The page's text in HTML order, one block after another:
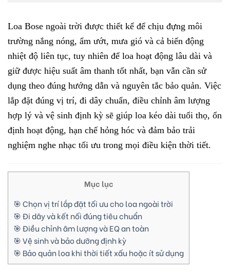
Loa Bose ngoài trời được thiết kế để chịu đựng môi
trường nắng nóng, ẩm ướt, mưa gió và cả biến động
nhiệt độ liên tục, tuy nhiên để loa hoạt động lâu dài và
giữ được hiệu suất âm thanh tốt nhất, bạn vẫn cần sử
dụng theo đúng hướng dẫn và nguyên tắc bảo quản. Việc
lắp đặt đúng vị trí, đi dây chuẩn, điều chỉnh âm lượng
hợp lý và vệ sinh định kỳ sẽ giúp loa kéo dài tuổi thọ, ổn
định hoạt động, hạn chế hỏng hóc và đảm bảo trải
nghiệm nghe nhạc tối ưu trong mọi điều kiện thời tiết.
Mục lục
🎯 Chọn vị trí lắp đặt tối ưu cho loa ngoài trời
🎯 Đi dây và kết nối đúng tiêu chuẩn
🎯 Điều chỉnh âm lượng và EQ an toàn
🎯 Vệ sinh và bảo dưỡng định kỳ
🎯 Bảo quản loa khi thời tiết xấu hoặc ít sử dụng